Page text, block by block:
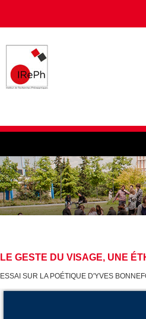
LE GESTE DU VISAGE, UNE
ESSAI SUR LA POÉTIQUE D'YVES